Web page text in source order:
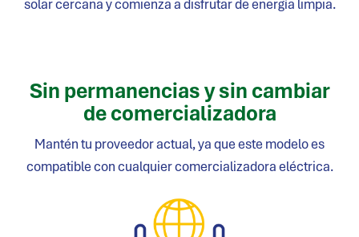
solar cercana y comienza a disfrutar de energía limpia.
Sin permanencias y sin cambiar
de comercializadora
Mantén tu proveedor actual, ya que este modelo es
compatible con cualquier comercializadora eléctrica.